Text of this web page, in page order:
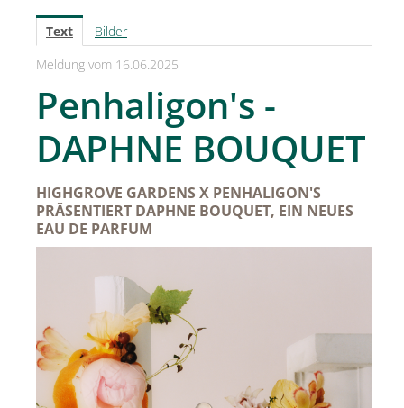
SPREAD
SPREAD Medleys für Deutschland
SPREAD Press Days
Achselkuss
Aromapflege Evelyn Deutsch
Brioche und Brösel
DOUGLAS
Dorotheum Galerie
Dorotheum Juwelier
Text
Bilder
Meldung vom 16.06.2025
Penhaligon's -
DAPHNE BOUQUET
HIGHGROVE GARDENS X PENHALIGON'S
PRÄSENTIERT DAPHNE BOUQUET, EIN NEUES
EAU DE PARFUM